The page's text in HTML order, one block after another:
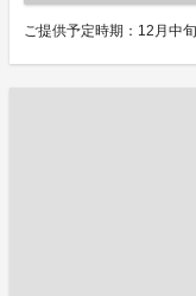
ご提供予定時期：12月中旬